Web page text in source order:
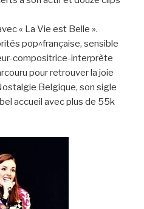
« La Vie est Belle ».
pop^française, sensible
compositrice-interprète
pour retrouver la joie
Belgique, son sigle
accueil avec plus de 55k